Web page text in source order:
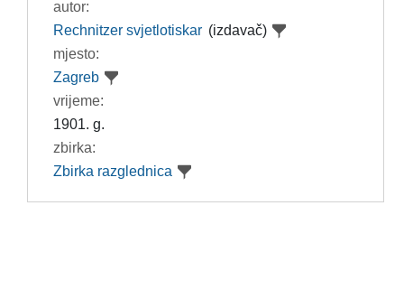
autor:
Rechnitzer svjetlotiskar (izdavač)
mjesto:
Zagreb
vrijeme:
1901. g.
zbirka:
Zbirka razglednica